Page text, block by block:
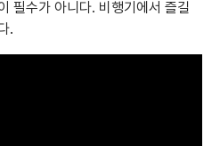
필수가 아니다. 비행기에서 즐길
.